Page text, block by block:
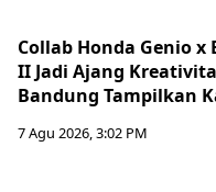
Collab Honda Genio
II Jadi Ajang
Bandung Tampilkan
7 Agu 2026, 3:02 PM